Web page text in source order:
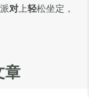
派对上轻松坐定，
章